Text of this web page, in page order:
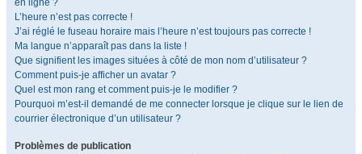
en ligne ?
L’heure n’est pas correcte !
J’ai réglé le fuseau horaire mais l’heure n’est toujours pas correcte !
Ma langue n’apparaît pas dans la liste !
Que signifient les images situées à côté de mon nom d’utilisateur ?
Comment puis-je afficher un avatar ?
Quel est mon rang et comment puis-je le modifier ?
Pourquoi m’est-il demandé de me connecter lorsque je clique sur le lien de
courrier électronique d’un utilisateur ?
Problèmes de publication